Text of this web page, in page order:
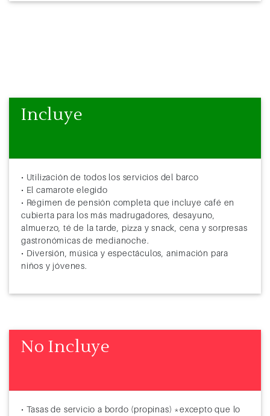
Incluye
• Utilización de todos los servicios del barco
• El camarote elegido
• Régimen de pensión completa que incluye café en
cubierta para los más madrugadores, desayuno,
almuerzo, té de la tarde, pizza y snack, cena y sorpresas
gastronómicas de medianoche.
• Diversión, música y espectáculos, animación para
niños y jóvenes.
No Incluye
• Tasas de servicio a bordo (propinas) *excepto que lo